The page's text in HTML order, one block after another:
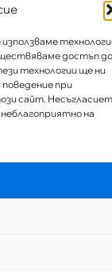
достъп до
технологии ще ни
при
сайт.
на
ЛЕКАР